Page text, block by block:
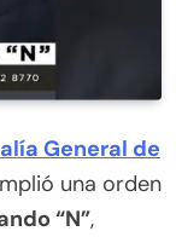
General de
una orden
“N”,